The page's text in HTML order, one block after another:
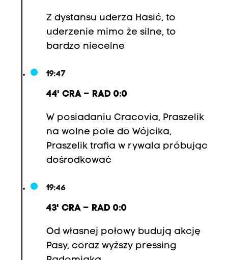
Z dystansu uderza Hasić, to
uderzenie mimo że silne, to
bardzo niecelne
19:47
44' CRA – RAD 0:0
W posiadaniu Cracovia, Praszelik
na wolne pole do Wójcika,
Praszelik trafia w rywala próbując
dośrodkować
19:46
43' CRA – RAD 0:0
Od własnej połowy budują akcję
Pasy, coraz wyższy pressing